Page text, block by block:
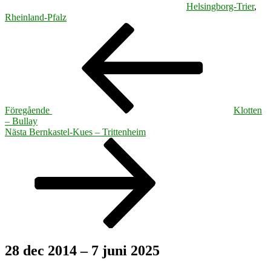
Helsingborg-Trier,
Rheinland-Pfalz
Inläggsnavigering
Föregående
Klotten
– Bullay
Nästa
Nästa Bernkastel-Kues – Trittenheim
28 dec 2014 – 7 juni 2025